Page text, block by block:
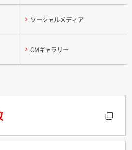
ソーシャルメディア
CMギャラリー